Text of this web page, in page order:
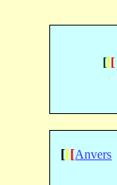
[[[
[[[Anvers